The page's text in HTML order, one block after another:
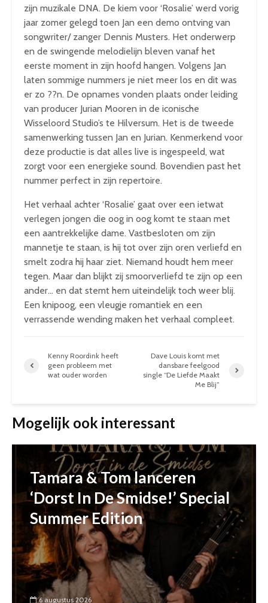
zijn muzikale DNA. De kiem voor ‘Rosalie’ werd vorig
jaar zomer gelegd toen Jan een demo ontving van
songwriter/ zanger Dennis Musters. Het onderwerp
en de swingende melodielijn bleven vanaf het
eerste moment in zijn hoofd hangen. Volgens Jan
laten sommige nummers je niet meer los en dit was
er zo ??n. De opnames vonden plaats onder leiding
van producer Jurian Mooren in de iconische
Wisseloord Studio’s te Hilversum. Het is de tweede
samenwerking tussen Jan en Jurian. Kenmerkend voor
deze productie is dat alles live is ingespeeld, wat
zorgt voor een energieke sound. Bovendien past het
nummer perfect in zijn repertoire.
Het verhaal achter ‘Rosalie’ gaat over een ietwat
verlegen jongen die oog in oog komt te staan met
een aantrekkelijke dame. Vastbesloten om zijn
mannetje te staan, is hij tot over zijn oren verliefd en
smelt zodra hij haar ziet. Niemand houdt hem meer
tegen. Maar dan blijkt zij smoorverliefd te zijn op een
ander… en dat stemt hem uiteindelijk toch weer blij.
Een knipoog, een vleugje romantiek en een
verrassende wending maken het verhaal compleet.
Kenny Roordink heeft
geen probleem met
wat ouder worden
Dave Louis komt met
dansbare feelgood
single “De Liefde Maakt
Me Blij”
Mogelijk ook interessant
Tamara & Tom lanceren
‘Dorst In De Smidse!’ Special
Summer Edition
6 augustus 2026